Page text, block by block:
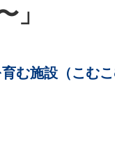
」
む施設（こむ